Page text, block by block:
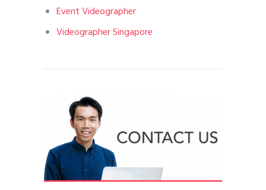
Event Videographer
Videographer Singapore